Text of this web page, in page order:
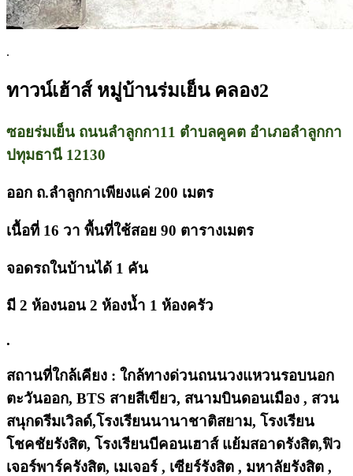
.
ทาวน์เฮ้าส์ หมู่บ้านร่มเย็น คลอง2
ซอยร่มเย็น ถนนลำลูกกา11 ตำบลคูคต อำเภอลำลูกกา
ปทุมธานี 12130
ออก ถ.ลำลูกกาเพียงแค่ 200 เมตร
เนื้อที่ 16 วา พื้นที่ใช้สอย 90 ตารางเมตร
จอดรถในบ้านได้ 1 คัน
มี 2 ห้องนอน 2 ห้องน้ำ 1 ห้องครัว
.
สถานที่ใกล้เคียง : ใกล้ทางด่วนถนนวงแหวนรอบนอก
ตะวันออก, BTS สายสีเขียว, สนามบินดอนเมือง , สวน
สนุกดรีมเวิลด์,โรงเรียนนานาชาติสยาม, โรงเรียน
โชคชัยรังสิต, โรงเรียนบีคอนเฮาส์ แย้มสอาดรังสิต,ฟิว
เจอร์พาร์ครังสิต, เมเจอร์ , เซียร์รังสิต , มหาลัยรังสิต ,